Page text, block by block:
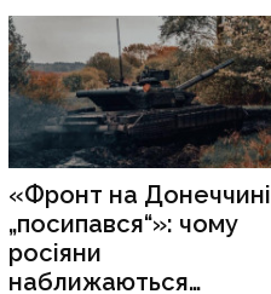
«Фронт на Донеччині
„посипався“»: чому
росіяни
наближаються